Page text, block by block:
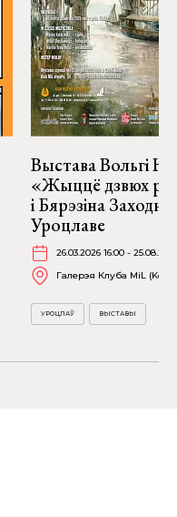
Выстава Вольгі
«Жыццё дзвюх
і Бярэзіна
Уроцлаве
26.03.2026 16:00 -
Галерэя Клуба MiL
УРОЦЛАЎ ВЫСТАВЫ